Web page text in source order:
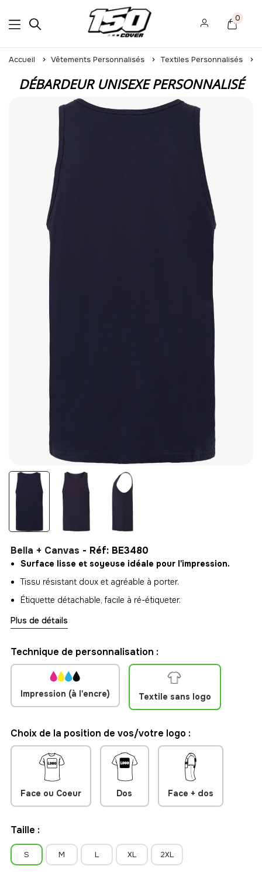
0
Accueil Vêtements Personnalisés Textiles Personnalisés
DÉBARDEUR UNISEXE PERSONNALISÉ
Bella + Canvas - Réf: BE3480
Surface lisse et soyeuse idéale pour l'impression.
Tissu résistant doux et agréable à porter.
Étiquette détachable, facile à ré-étiqueter.
Plus de détails
Technique de personnalisation :
Impression (à l'encre) Textile sans logo
Choix de la position de vos/votre logo :
Face ou Coeur Dos Face + dos
Taille :
S M L XL 2XL